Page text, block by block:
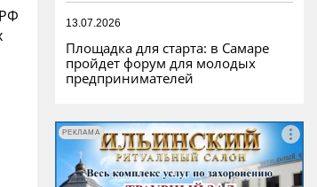
13.07.2026
Площадка для старта: в Самаре
пройдет форум для молодых
предпринимателей
РЕКЛАМА